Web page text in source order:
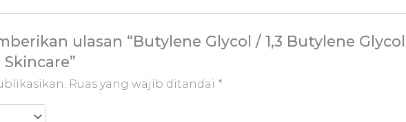
ulasan “Butylene Glycol / 1,3 Butylene Glycol |
Ruas yang wajib ditandai *